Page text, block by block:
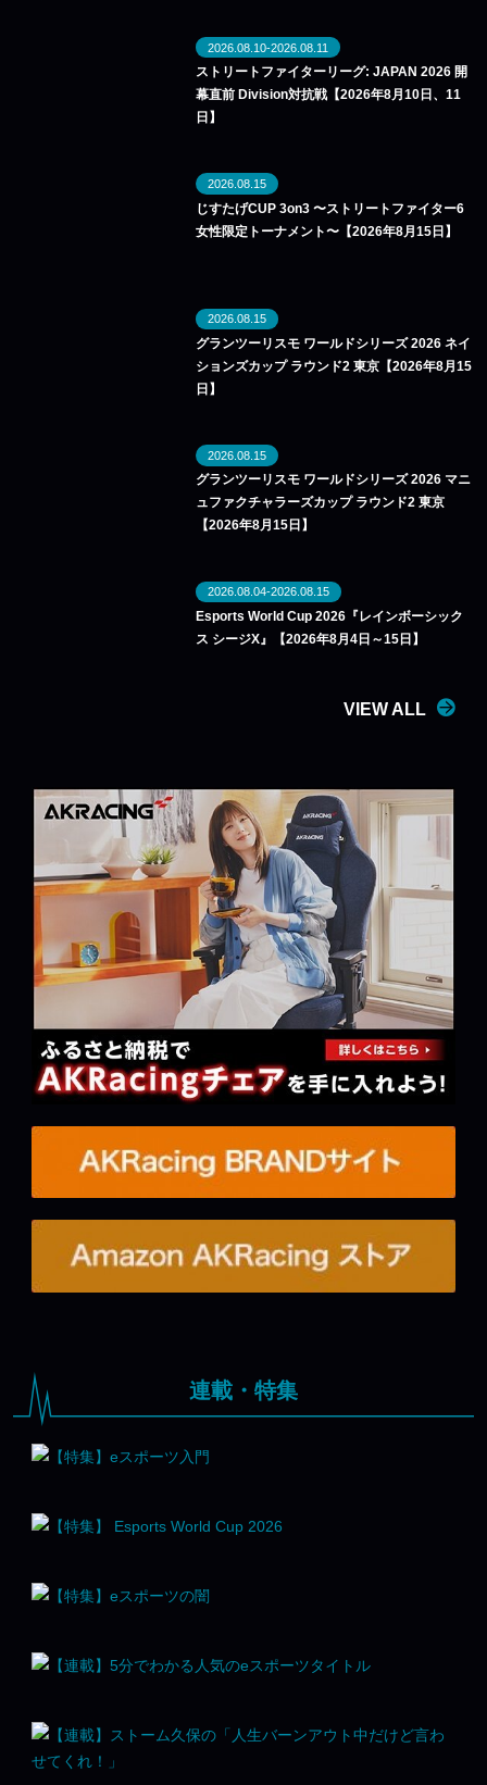
2026.08.10-2026.08.11
ストリートファイターリーグ: JAPAN 2026 開
幕直前 Division対抗戦【2026年8月10日、11
日】
2026.08.15
じすたげCUP 3on3 〜ストリートファイター6
女性限定トーナメント〜【2026年8月15日】
2026.08.15
グランツーリスモ ワールドシリーズ 2026 ネイ
ションズカップ ラウンド2 東京【2026年8月15
日】
2026.08.15
グランツーリスモ ワールドシリーズ 2026 マニ
ュファクチャラーズカップ ラウンド2 東京
【2026年8月15日】
2026.08.04-2026.08.15
Esports World Cup 2026『レインボーシック
ス シージX』【2026年8月4日～15日】
VIEW ALL
連載・特集